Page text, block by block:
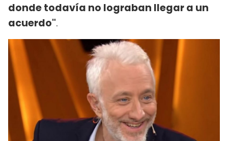
donde todavía no lograban llegar a un
acuerdo".